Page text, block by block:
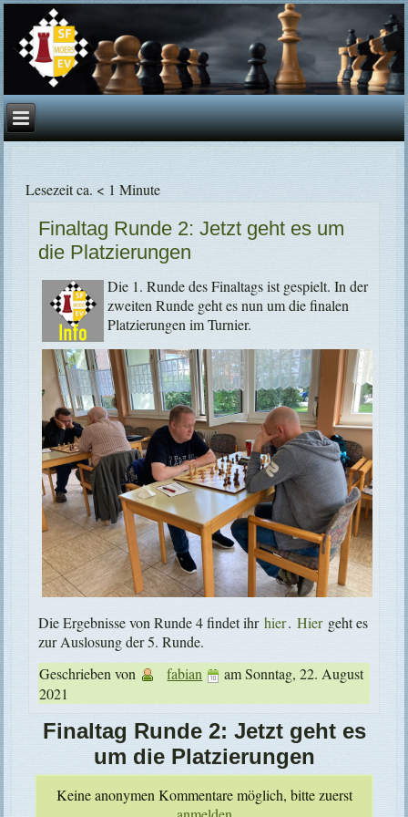
Lesezeit ca. < 1 Minute
Finaltag Runde 2: Jetzt geht es um
die Platzierungen
Die 1. Runde des Finaltags ist gespielt. In der
zweiten Runde geht es nun um die finalen
Platzierungen im Turnier.
Die Ergebnisse von Runde 4 findet ihr hier. Hier geht es
zur Auslosung der 5. Runde.
Geschrieben von
fabian amSonntag, 22. August
2021
Finaltag Runde 2: Jetzt geht es
um die Platzierungen
Keine anonymen Kommentare möglich, bitte zuerst